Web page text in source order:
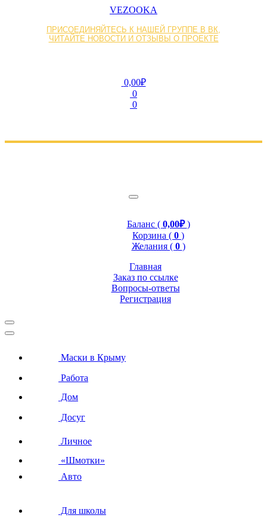
VEZOOKA
ПРИСОЕДИНЯЙТЕСЬ К НАШЕЙ ГРУППЕ В ВК,
ЧИТАЙТЕ НОВОСТИ И ОТЗЫВЫ О ПРОЕКТЕ
0,00₽
0
0
Баланс ( 0,00₽)
Корзина ( 0 )
Желания ( 0 )
Главная
Заказ по ссылке
Вопросы-ответы
Регистрация
Маски в Крыму
Работа
Дом
Досуг
Личное
«Шмотки»
Авто
Для школы